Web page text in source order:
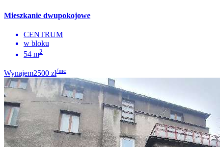
Mieszkanie dwupokojowe
CENTRUM
w bloku
54 m2
Wynajem2500 zł/mc